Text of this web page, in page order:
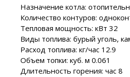
Назначение котла:
Количество контуров:
Тепловая мощность: кВт 32
Виды топлива: бурый уголь,
Расход топлива: кг/час 12.9
Объем топки: куб. м 0.061
Длительность горения: час 8